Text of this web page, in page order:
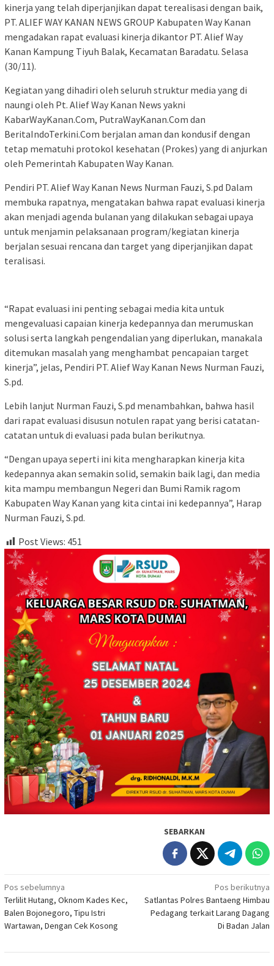
kinerja yang telah diperjanjikan dapat terealisasi dengan baik,
PT. ALIEF WAY KANAN NEWS GROUP Kabupaten Way Kanan
mengadakan rapat evaluasi kinerja dikantor PT. Alief Way
Kanan Kampung Tiyuh Balak, Kecamatan Baradatu. Selasa
(30/11).
Kegiatan yang dihadiri oleh seluruh struktur media yang di
naungi oleh Pt. Alief Way Kanan News yakni
KabarWayKanan.Com, PutraWayKanan.Com dan
BeritaIndoTerkini.Com berjalan aman dan kondusif dengan
tetap mematuhi protokol kesehatan (Prokes) yang di anjurkan
oleh Pemerintah Kabupaten Way Kanan.
Pendiri PT. Alief Way Kanan News Nurman Fauzi, S.pd Dalam
membuka rapatnya, mengatakan bahwa rapat evaluasi kinerja
akan menjadi agenda bulanan yang dilakukan sebagai upaya
untuk menjamin pelaksanaan program/kegiatan kinerja
berjalan sesuai rencana dan target yang diperjanjikan dapat
teralisasi.
“Rapat evaluasi ini penting sebagai media kita untuk
mengevaluasi capaian kinerja kedepannya dan merumuskan
solusi serta langkah pengendalian yang diperlukan, manakala
ditemukan masalah yang menghambat pencapaian target
kinerja”, jelas, Pendiri PT. Alief Way Kanan News Nurman Fauzi,
S.pd.
Lebih lanjut Nurman Fauzi, S.pd menambahkan, bahwa hasil
dari rapat evaluasi disusun notulen rapat yang berisi catatan-
catatan untuk di evaluasi pada bulan berikutnya.
“Dengan upaya seperti ini kita mengharapkan kinerja kita
kedepannya akan semakin solid, semakin baik lagi, dan media
kita mampu membangun Negeri dan Bumi Ramik ragom
Kabupaten Way Kanan yang kita cintai ini kedepannya”, Harap
Nurman Fauzi, S.pd.
Post Views: 451
SEBARKAN
Navigasi
pos
Pos sebelumnya
Terlilit Hutang, Oknom Kades Kec,
Balen Bojonegoro, Tipu Istri
Wartawan, Dengan Cek Kosong
Pos berikutnya
Satlantas Polres Bantaeng Himbau
Pedagang terkait Larang Dagang
Di Badan Jalan